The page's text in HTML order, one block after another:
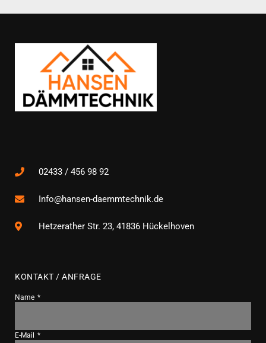
02433 / 456 98 92
Info@hansen-daemmtechnik.de
Hetzerather Str. 23, 41836 Hückelhoven
KONTAKT / ANFRAGE
Name
E-Mail